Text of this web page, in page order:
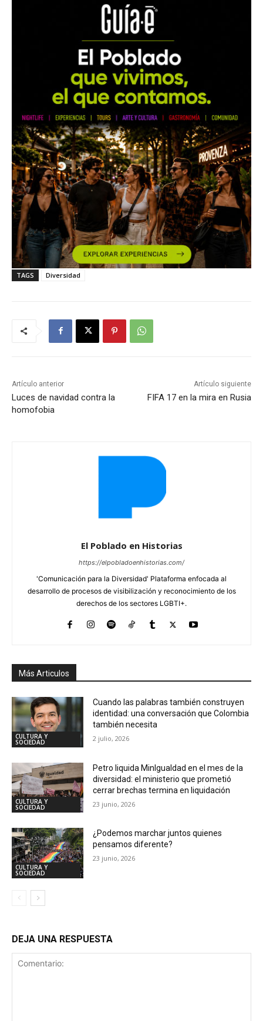
TAGS Diversidad
Artículo anterior
Luces de navidad contra la
homofobia
Artículo siguiente
FIFA 17 en la mira en Rusia
El Poblado en Historias
https://elpobladoenhistorias.com/
'Comunicación para la Diversidad' Plataforma enfocada al
desarrollo de procesos de visibilización y reconocimiento de los
derechos de los sectores LGBTI+.
Más Articulos
CULTURA Y
SOCIEDAD
Cuando las palabras también construyen
identidad: una conversación que Colombia
también necesita
2 julio, 2026
CULTURA Y
SOCIEDAD
Petro liquida MinIgualdad en el mes de la
diversidad: el ministerio que prometió
cerrar brechas termina en liquidación
23 junio, 2026
CULTURA Y
SOCIEDAD
¿Podemos marchar juntos quienes
pensamos diferente?
23 junio, 2026
DEJA UNA RESPUESTA